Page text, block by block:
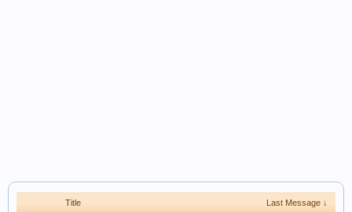
Title Last Message ↓